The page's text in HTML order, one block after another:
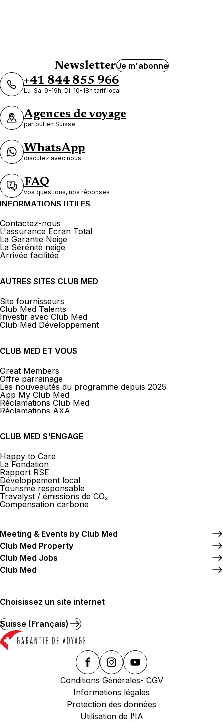
NewsletterJe m'abonne
+41 844 855 966
Lu-Sa: 9-19h, Di: 10-18h tarif local
Agences de voyage
partout en Suisse
WhatsApp
discutez avec nous
FAQ
vos questions, nos réponses
INFORMATIONS UTILES
Contactez-nous
L'assurance Ecran Total
La Garantie Neige
La Sérénité neige
Arrivée facilitée
AUTRES SITES CLUB MED
Site fournisseurs
Club Med Talents
Investir avec Club Med
Club Med Développement
CLUB MED ET VOUS
Great Members
Offre parrainage
Les nouveautés du programme depuis 2025
App My Club Med
Réclamations Club Med
Réclamations AXA
CLUB MED S'ENGAGE
Happy to Care
La Fondation
Rapport RSE
Développement local
Tourisme responsable
Travalyst / émissions de CO₂
Compensation carbone
Meeting & Events by Club Med
Club Med Property
Club Med Jobs
Club Med
Choisissez un site internet
Suisse (Français)
Conditions Générales- CGV
Informations légales
Protection des données
Utilisation de l'IA